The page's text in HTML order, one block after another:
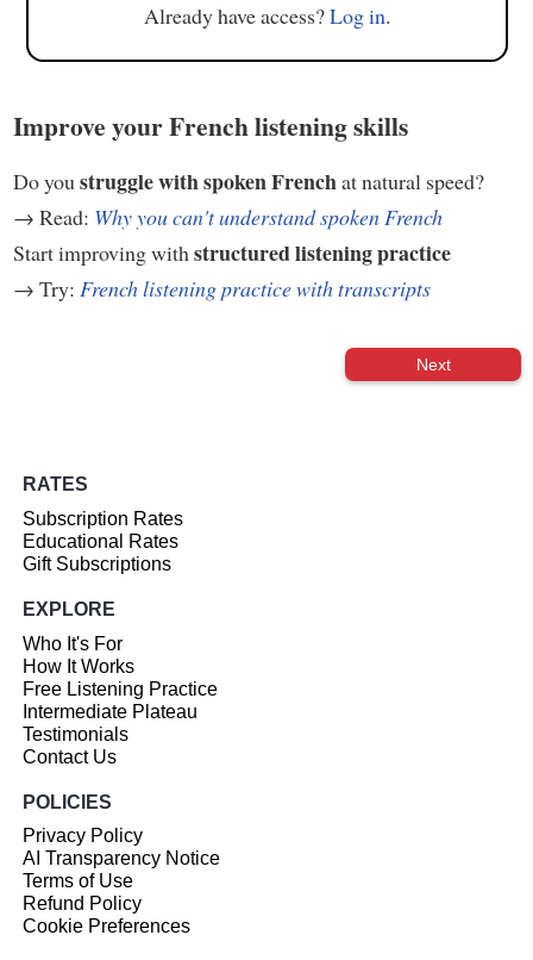
Already have access?Log in.
Improve your French listening skills
Do you struggle with spoken Frenchat natural speed?
→ Read: Why you can't understand spoken French
Start improving with structured listening practice
→ Try: French listening practice with transcripts
Next
RATES
Subscription Rates
Educational Rates
Gift Subscriptions
EXPLORE
Who It's For
How It Works
Free Listening Practice
Intermediate Plateau
Testimonials
Contact Us
POLICIES
Privacy Policy
AI Transparency Notice
Terms of Use
Refund Policy
Cookie Preferences